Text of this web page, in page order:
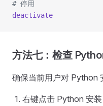
# 停用
deactivate
方法七：检查
确保当前用户对 Python
右键点击 Python 安